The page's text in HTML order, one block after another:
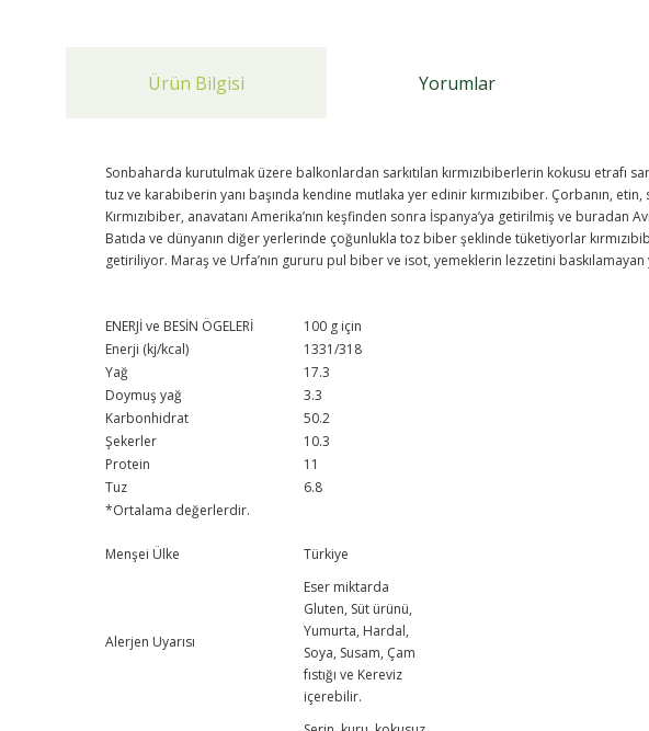
Ürün Bilgisi Yorumlar
Sonbaharda kurutulmak üzere balkonlardan sarkıtılan kırmızıbiberlerin kokusu etrafı
tuz ve karabiberin yanı başında kendine mutlaka yer edinir kırmızıbiber. Çorbanın,
Kırmızıbiber, anavatanı Amerika’nın keşfinden sonra İspanya’ya getirilmiş ve buradan
Batıda ve dünyanın diğer yerlerinde çoğunlukla toz biber şeklinde tüketiyorlar
getiriliyor. Maraş ve Urfa’nın gururu pul biber ve isot, yemeklerin lezzetini
ENERJİ ve BESİN ÖGELERİ
100 g için
Enerji (kj/kcal)
1331/318
Yağ
17.3
Doymuş yağ
3.3
Karbonhidrat
50.2
Şekerler
10.3
Protein
11
Tuz
6.8
*Ortalama değerlerdir.
Menşei Ülke Türkiye
Alerjen Uyarısı
Eser miktarda
Gluten, Süt ürünü,
Yumurta, Hardal,
Soya, Susam, Çam
fıstığı ve Kereviz
içerebilir.